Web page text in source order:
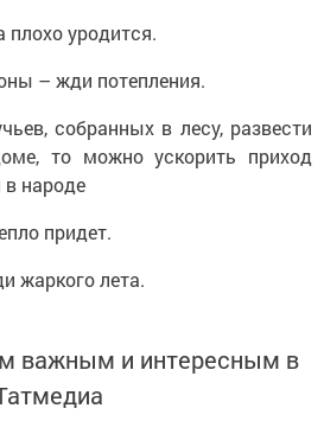
плохо уродится.
– жди потепления.
собранных в лесу, развести
то можно ускорить приход
в народе
придет.
жаркого лета.
важным и интересным в